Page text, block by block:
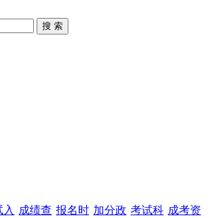
入
成绩查 报名时 加分政 考试科 成考资